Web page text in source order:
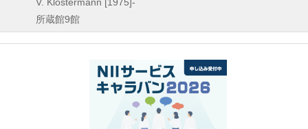
所蔵館9館